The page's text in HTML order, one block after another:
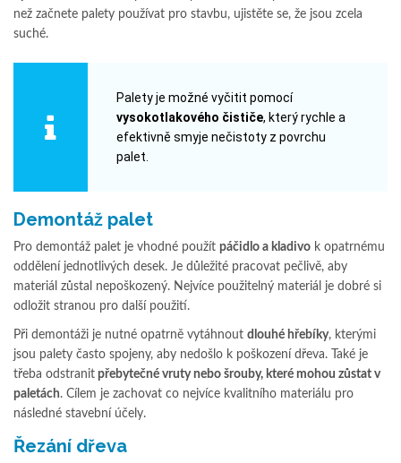
než začnete palety používat pro stavbu, ujistěte se, že jsou zcela
suché.
Palety je možné vyčitit pomocí
vysokotlakového čističe, který rychle a
efektivně smyje nečistoty z povrchu
palet.
Demontáž palet
Pro demontáž palet je vhodné použít páčidlo a kladivo k opatrnému
oddělení jednotlivých desek. Je důležité pracovat pečlivě, aby
materiál zůstal nepoškozený. Nejvíce použitelný materiál je dobré si
odložit stranou pro další použití.
Při demontáži je nutné opatrně vytáhnout dlouhé hřebíky, kterými
jsou palety často spojeny, aby nedošlo k poškození dřeva. Také je
třeba odstranit přebytečné vruty nebo šrouby, které mohou zůstat v
paletách. Cílem je zachovat co nejvíce kvalitního materiálu pro
následné stavební účely.
Řezání dřeva